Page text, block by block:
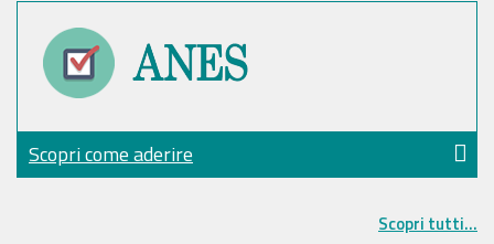
Scopri come aderire
Scopri tutti...